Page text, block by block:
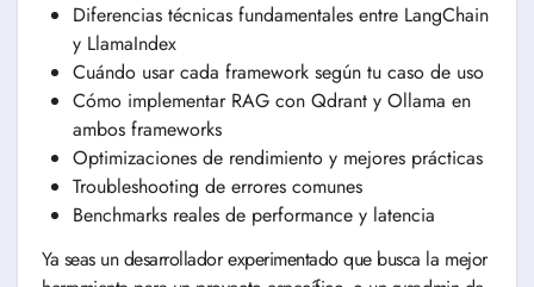
Diferencias técnicas fundamentales entre LangChain
y LlamaIndex
Cuándo usar cada framework según tu caso de uso
Cómo implementar RAG con Qdrant y Ollama en
ambos frameworks
Optimizaciones de rendimiento y mejores prácticas
Troubleshooting de errores comunes
Benchmarks reales de performance y latencia
Ya seas un desarrollador experimentado que busca la mejor